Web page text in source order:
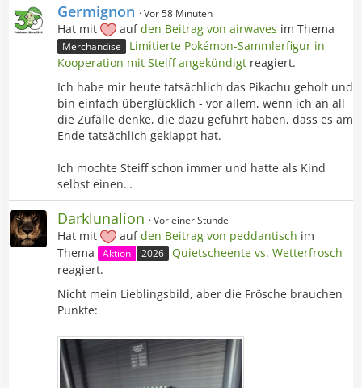
Germignon Vor 58 Minuten
Hat mit aufden Beitrag von airwaves im Thema
Merchandise
Limitierte Pokémon-Sammlerfigur in
Kooperation mit Steiff angekündigt reagiert.
Ich habe mir heute tatsächlich das Pikachu geholt und
bin einfach überglücklich - vor allem, wenn ich an all
die Zufälle denke, die dazu geführt haben, dass es am
Ende tatsächlich geklappt hat.
Ich mochte Steiff schon immer und hatte als Kind
selbst einen…
Darklunalion Vor einer Stunde
Hat mit aufden Beitrag von peddantisch im
Thema
Aktion 2026 Quietscheente vs. Wetterfrosch
reagiert.
Nicht mein Lieblingsbild, aber die Frösche brauchen
Punkte: